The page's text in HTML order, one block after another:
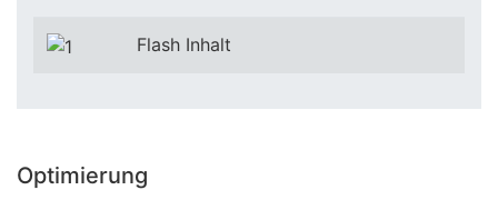
Flash Inhalt
Optimierung